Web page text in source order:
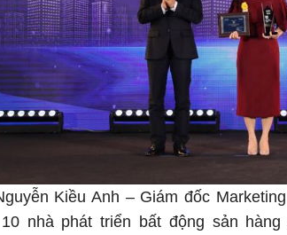
Kiều Anh – Giám đốc
nhà phát triển bất động sản